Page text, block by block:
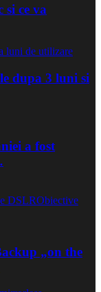
si ce va
dupa 3 luni si
a fost
DSLRObiective
„on the